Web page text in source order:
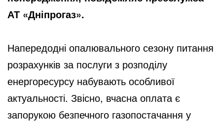
АТ «Дніпрогаз».
Напередодні опалювального сезону питання
розрахунків за послуги з розподілу
енергоресурсу набувають особливої ​​
актуальності. Звісно, вчасна оплата є
запорукою безпечного газопостачання у